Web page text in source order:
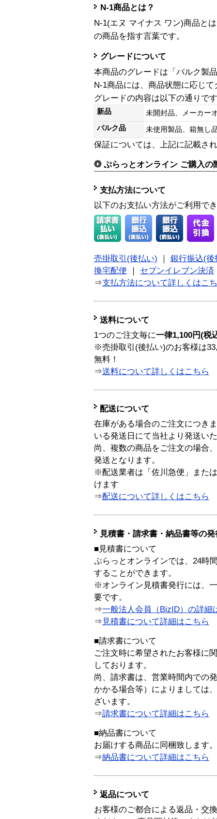
N-1商品とは？
N-1(エヌ マイナス ワン)商品と
の商品を指す言葉です。
グレードについて
本商品のグレードは「バルク製
N-1商品には、商品状態に応じ
グレードの内容は以下の通りで
新品
未開封品、メーカー
バルク品
未使用製品、箱無
保証については、上記に記載さ
ぷらっとオンライン ご購入の
支払方法について
以下のお支払い方法がご利用で
売掛取引(後払い)
銀行振込(後
換宅配便
セブンイレブン決済
⇒支払方法について詳しくはこ
送料について
1つのご注文毎に一律1,100円(税
※売掛取引(後払い)のお客様は
無料！
⇒送料について詳しくはこちら
配送について
在庫がある場合のご注文につき
いる発送日にて当社より発送い
尚、複数の商品をご注文の場合
発送となります。
※配送業者は「佐川急便」また
けます
⇒配送について詳しくはこちら
見積書・請求書・納品書等の
■見積書について
ぷらっとオンラインでは、24時
することができます。
※オンライン見積書発行には、
要です。
⇒一般法人会員（BizID）の詳細
⇒ 見積書について詳細はこちら
■請求書について
ご注文時に希望されたお客様に
しております。
尚、請求書は、営業時間内での
かかる場合等）によりましては
ざいます。
⇒請求書について詳細はこちら
■納品書について
お届けする商品に同梱致します。
⇒納品書について詳細はこちら
返品について
お客様のご都合による返品・交